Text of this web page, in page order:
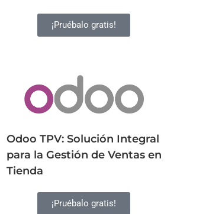
¡Pruébalo gratis!
Odoo TPV: Solución Integral
para la Gestión de Ventas en
Tienda
¡Pruébalo gratis!